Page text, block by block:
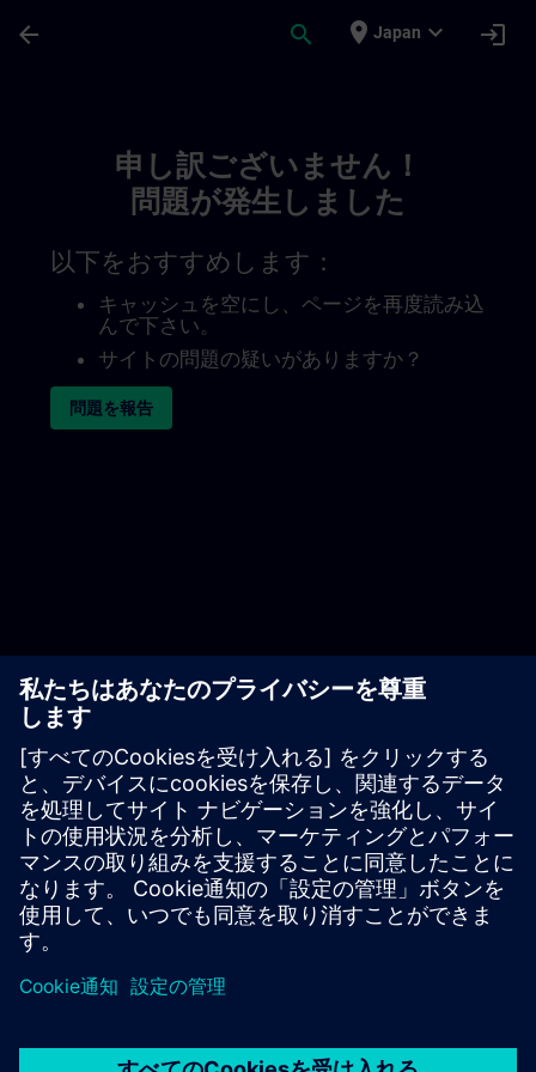
arrow_back search place Japan expand_more login
申し訳ございません！
問題が発生しました
以下をおすすめします：
キャッシュを空にし、ページを再度読み込
んで下さい。
サイトの問題の疑いがありますか？
問題を報告